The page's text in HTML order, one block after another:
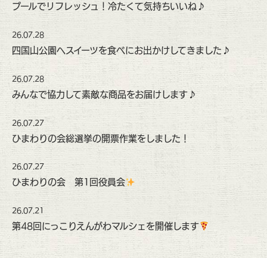
プールでリフレッシュ！冷たくて気持ちいいね♪
26.07.28
四国山公園へスイーツを食べにお出かけしてきました♪
26.07.28
みんなで協力して素敵な商品をお届けします♪
26.07.27
ひまわりの会総選挙の開票作業をしました！
26.07.27
ひまわりの会 第1回役員会
26.07.21
第48回にっこりえんがわマルシェを開催します